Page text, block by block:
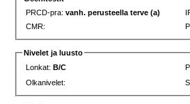
PRCD-pra:vanh. perusteella terve (a)
CMR:
Nivelet ja luusto
Lonkat:B/C
Olkanivelet: